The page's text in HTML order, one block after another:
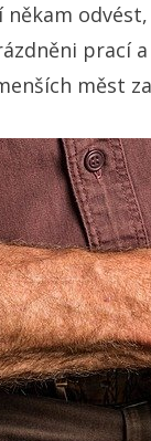
prací
měst